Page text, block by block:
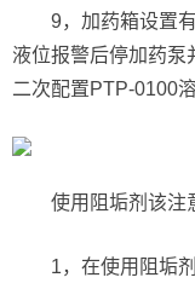
9，加药箱设置
液位报警后停加药泵
二次配置PTP-0100
使用阻垢剂该注
1，在使用阻垢